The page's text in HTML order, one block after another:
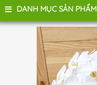
HÀNG
LIÊN
HỆ
DANH MỤC SẢN PHẨM